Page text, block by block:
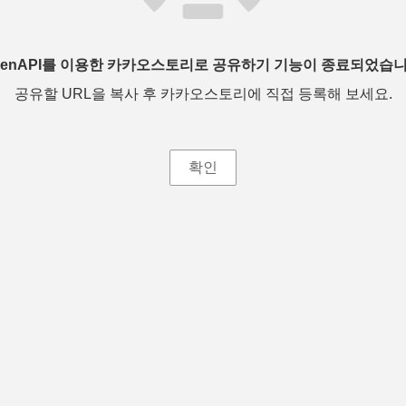
를 이용한 카카오스토리로 공유하기 기능이 종료되었습
공유할 URL을 복사 후 카카오스토리에 직접 등록해 보세요.
확인